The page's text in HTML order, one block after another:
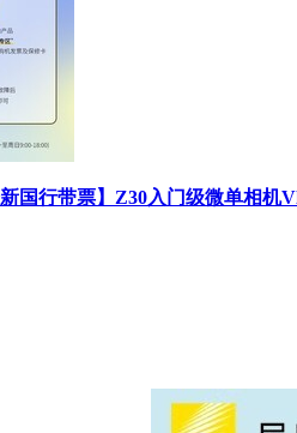
国行带票】Z30入门级微单相机